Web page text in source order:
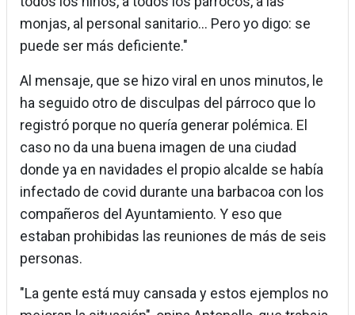
monjas, al personal sanitario... Pero yo digo: se
puede ser más deficiente."
Al mensaje, que se hizo viral en unos minutos, le
ha seguido otro de disculpas del párroco que lo
registró porque no quería generar polémica. El
caso no da una buena imagen de una ciudad
donde ya en navidades el propio alcalde se había
infectado de covid durante una barbacoa con los
compañeros del Ayuntamiento. Y eso que
estaban prohibidas las reuniones de más de seis
personas.
"La gente está muy cansada y estos ejemplos no